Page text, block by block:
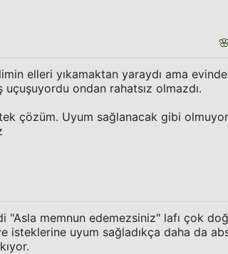
🌸
elleri yıkamaktan yaraydı ama
ondan rahatsız olmazdı.
çözüm. Uyum sağlanacak gibi
"Asla memnun edemezsiniz" lafı çok
isteklerine uyum sağladıkça daha da